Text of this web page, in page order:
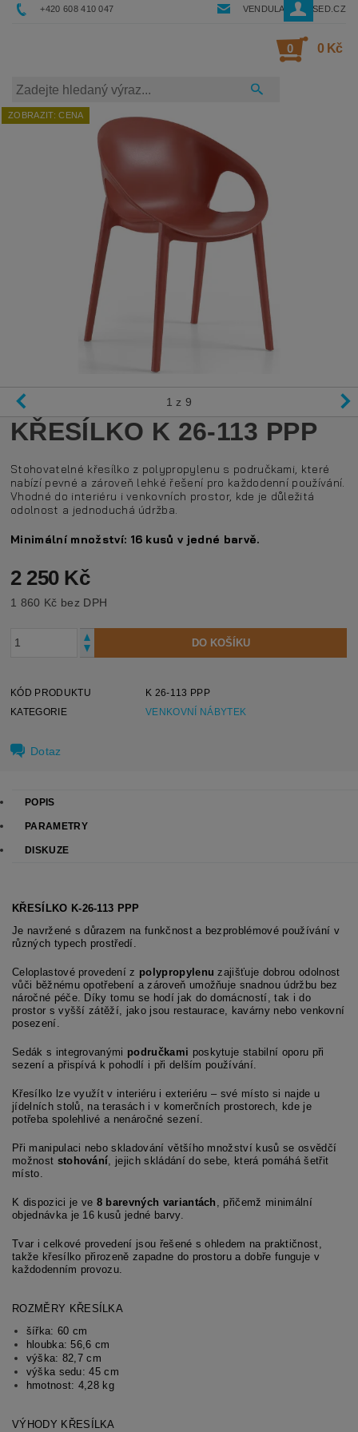
+420 608 410 047 VENDULA@RESSED.CZ
0 0 Kč
ZOBRAZIT: CENA
1 z 9
KŘESÍLKO K 26-113 PPP
Stohovatelné křesílko z polypropylenu s područkami, které
nabízí pevné a zároveň lehké řešení pro každodenní používání.
Vhodné do interiéru i venkovních prostor, kde je důležitá
odolnost a jednoduchá údržba.
Minimální množství: 16 kusů v jedné barvě.
2 250 Kč
1 860 Kč bez DPH
KÓD PRODUKTU
K 26-113 PPP
KATEGORIE
VENKOVNÍ NÁBYTEK
Dotaz
POPIS
PARAMETRY
DISKUZE
KŘESÍLKO K-26-113 PPP
Je navržené s důrazem na funkčnost a bezproblémové používání v
různých typech prostředí.
Celoplastové provedení z polypropylenu zajišťuje dobrou odolnost
vůči běžnému opotřebení a zároveň umožňuje snadnou údržbu bez
náročné péče. Díky tomu se hodí jak do domácností, tak i do
prostor s vyšší zátěží, jako jsou restaurace, kavárny nebo venkovní
posezení.
Sedák s integrovanými područkami poskytuje stabilní oporu při
sezení a přispívá k pohodlí i při delším používání.
Křesílko lze využít v interiéru i exteriéru – své místo si najde u
jídelních stolů, na terasách i v komerčních prostorech, kde je
potřeba spolehlivé a nenáročné sezení.
Při manipulaci nebo skladování většího množství kusů se osvědčí
možnost stohování, jejich skládání do sebe, která pomáhá šetřit
místo.
K dispozici je ve 8 barevných variantách , přičemž minimální
objednávka je 16 kusů jedné barvy.
Tvar i celkové provedení jsou řešené s ohledem na praktičnost,
takže křesílko přirozeně zapadne do prostoru a dobře funguje v
každodenním provozu.
ROZMĚRY KŘESÍLKA
šířka: 60 cm
hloubka: 56,6 cm
výška: 82,7 cm
výška sedu: 45 cm
hmotnost: 4,28 kg
VÝHODY KŘESÍLKA